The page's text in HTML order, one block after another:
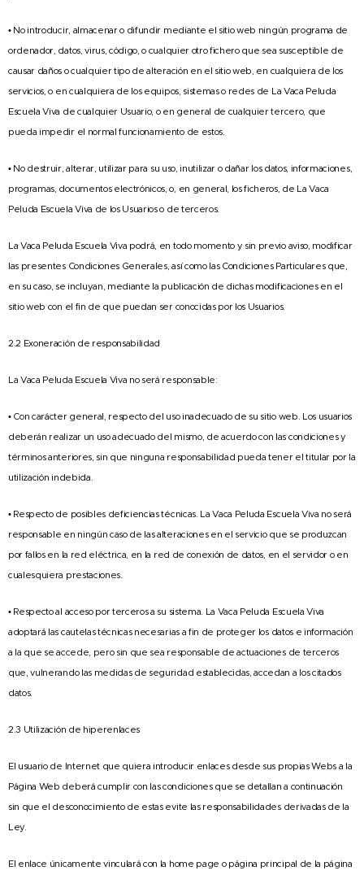
• No introducir, almacenar o difundir mediante el sitio web ningún programa de
ordenador, datos, virus, código, o cualquier otro fichero que sea susceptible de
causar daños o cualquier tipo de alteración en el sitio web, en cualquiera de los
servicios, o en cualquiera de los equipos, sistemas o redes de La Vaca Peluda
Escuela Viva de cualquier Usuario, o en general de cualquier tercero, que
pueda impedir el normal funcionamiento de estos.
• No destruir, alterar, utilizar para su uso, inutilizar o dañar los datos, informaciones,
programas, documentos electrónicos, o, en general, los ficheros, de La Vaca
Peluda Escuela Viva de los Usuarios o de terceros.
La Vaca Peluda Escuela Viva podrá, en todo momento y sin previo aviso, modificar
las presentes Condiciones Generales, así como las Condiciones Particulares que,
en su caso, se incluyan, mediante la publicación de dichas modificaciones en el
sitio web con el fin de que puedan ser conocidas por los Usuarios.
2.2 Exoneración de responsabilidad
La Vaca Peluda Escuela Viva no será responsable:
• Con carácter general, respecto del uso inadecuado de su sitio web. Los usuarios
deberán realizar un uso adecuado del mismo, de acuerdo con las condiciones y
términos anteriores, sin que ninguna responsabilidad pueda tener el titular por la
utilización indebida.
• Respecto de posibles deficiencias técnicas. La Vaca Peluda Escuela Viva no será
responsable en ningún caso de las alteraciones en el servicio que se produzcan
por fallos en la red eléctrica, en la red de conexión de datos, en el servidor o en
cualesquiera prestaciones.
• Respecto al acceso por terceros a su sistema. La Vaca Peluda Escuela Viva
adoptará las cautelas técnicas necesarias a fin de proteger los datos e información
a la que se accede, pero sin que sea responsable de actuaciones de terceros
que, vulnerando las medidas de seguridad establecidas, accedan a los citados
datos.
2.3 Utilización de hiperenlaces
El usuario de Internet que quiera introducir enlaces desde sus propias Webs a la
Página Web deberá cumplir con las condiciones que se detallan a continuación
sin que el desconocimiento de estas evite las responsabilidades derivadas de la
Ley.
El enlace únicamente vinculará con la home page o página principal de la página